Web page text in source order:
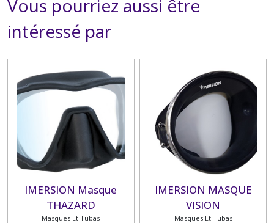
Vous pourriez aussi être
intéressé par
IMERSION Masque
THAZARD
Masques Et Tubas
IMERSION MASQUE
VISION
Masques Et Tubas